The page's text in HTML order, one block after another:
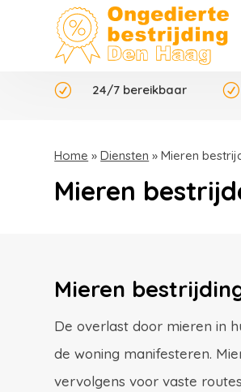
R 24/7 bereikbaar R
Home »Diensten »Mieren
Mieren
Mieren
De overlast door mieren in
de woning manifesteren.
vervolgens voor vaste